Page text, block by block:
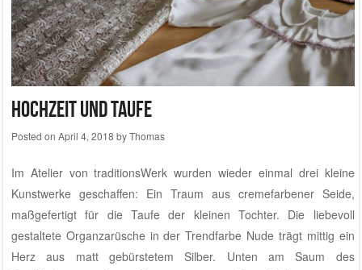
Hochzeit und Taufe
Posted on April 4, 2018 byThomas
Im Atelier von traditionsWerk wurden wieder einmal drei kleine
Kunstwerke geschaffen: Ein Traum aus cremefarbener Seide,
maßgefertigt für die Taufe der kleinen Tochter. Die liebevoll
gestaltete Organzarüsche in der Trendfarbe Nude trägt mittig ein
Herz aus matt gebürstetem Silber. Unten am Saum des